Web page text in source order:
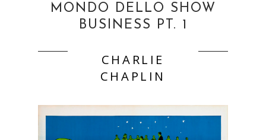
MONDO DELLO SHOW
BUSINESS PT. 1
CHARLIE
CHAPLIN